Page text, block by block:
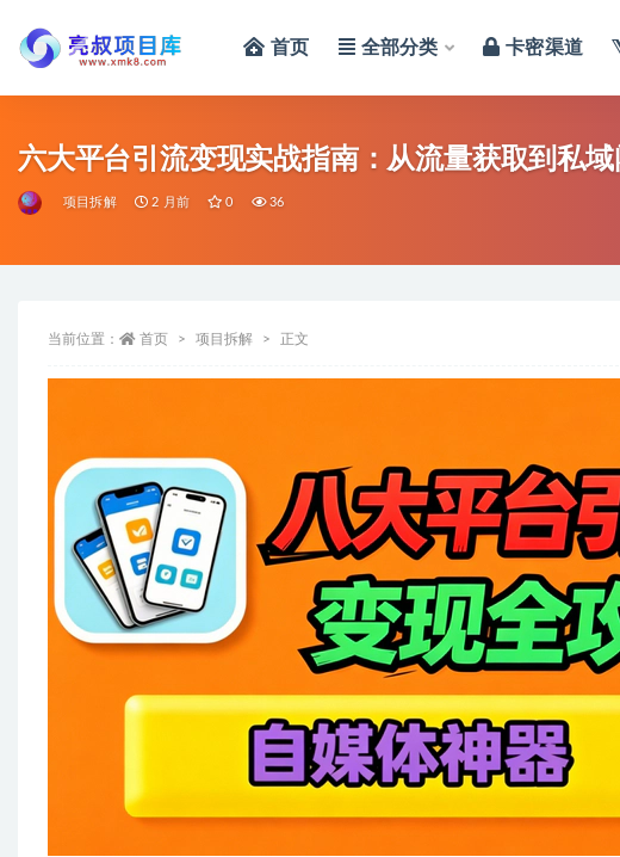
首页 全部分类 卡密渠道
六大平台引流变现实战指南：从流量获取到私域
项目拆解 2 月前 0 36
当前位置： 首页 项目拆解 正文